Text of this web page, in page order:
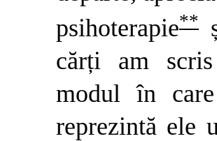
psihoterapie**
cărți am scris
modul în
reprezintă ele